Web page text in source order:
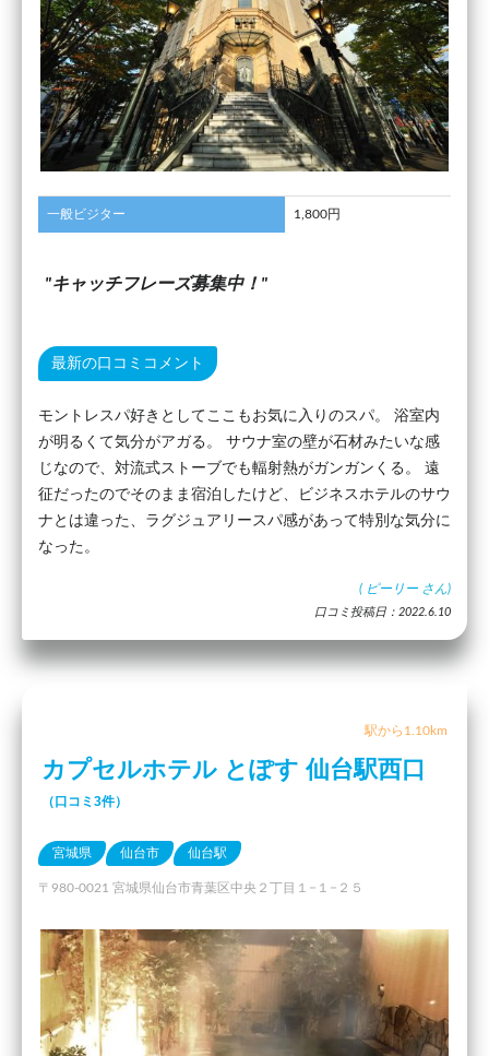
一般ビジター 1,800円
キャッチフレーズ募集中！
最新の口コミコメント
モントレスパ好きとしてここもお気に入りのスパ。 浴室内
が明るくて気分がアガる。 サウナ室の壁が石材みたいな感
じなので、対流式ストーブでも輻射熱がガンガンくる。 遠
征だったのでそのまま宿泊したけど、ビジネスホテルのサウ
ナとは違った、ラグジュアリースパ感があって特別な気分に
なった。
( ピーリー さん)
口コミ投稿日：2022.6.10
駅から1.10km
カプセルホテル とぽす 仙台駅西口
（口コミ3件）
宮城県 仙台市 仙台駅
〒980-0021 宮城県仙台市青葉区中央２丁目１−１−２５